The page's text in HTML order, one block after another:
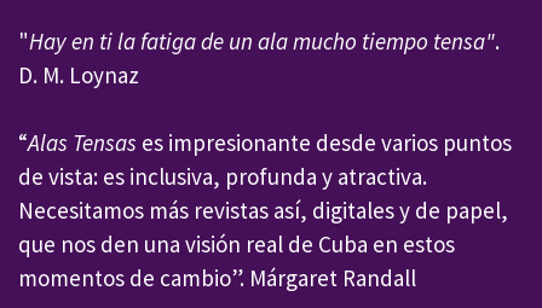
"Hay en ti la fatiga de un ala mucho tiempo tensa".
D. M. Loynaz
“Alas Tensas es impresionante desde varios puntos
de vista: es inclusiva, profunda y atractiva.
Necesitamos más revistas así, digitales y de papel,
que nos den una visión real de Cuba en estos
momentos de cambio”. Márgaret Randall